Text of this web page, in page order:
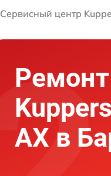
Сервисный центр
AX в